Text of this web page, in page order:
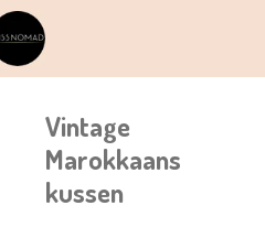
Vintage
Marokkaans
kussen